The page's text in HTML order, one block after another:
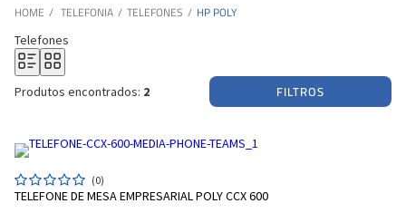
TELEFONIA TELEFONES HP POLY
Telefones
Produtos encontrados: 2 FILTROS
(0)
TELEFONE DE MESA EMPRESARIAL POLY CCX 600